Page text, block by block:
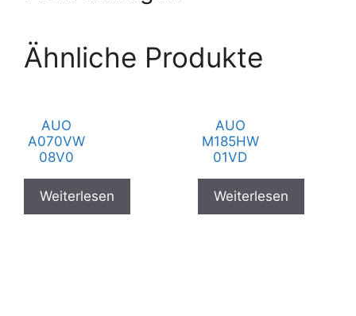
Ähnliche Produkte
AUO
A070VW
08V0
Weiterlesen
AUO
M185HW
01VD
Weiterlesen